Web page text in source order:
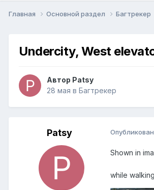
Главная Основной раздел Багтрекер
Undercity, West
Автор Patsy
28 мая в Багтрекер
Patsy
Shown in
while